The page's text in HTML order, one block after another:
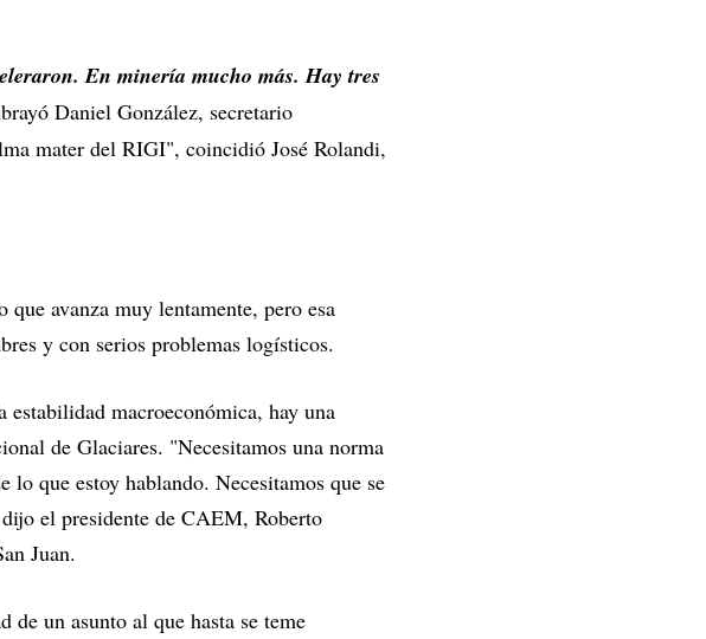
En minería mucho más. Hay tres
Daniel González, secretario
mater del RIGI", coincidió José Rolandi,
avanza muy lentamente, pero esa
y con serios problemas logísticos.
macroeconómica, hay una
de Glaciares. "Necesitamos una norma
lo que estoy hablando. Necesitamos que se
el presidente de CAEM, Roberto
Juan.
de un asunto al que hasta se teme